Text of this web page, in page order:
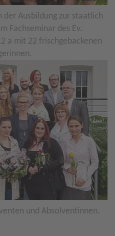
der Ausbildung zur staatlich
Fachseminar des Ev.
a mit 22 frischgebackenen
und Absolventinnen.